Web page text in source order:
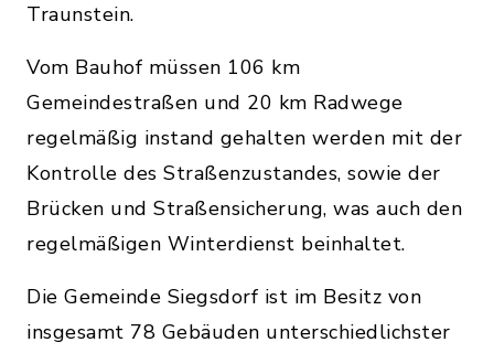
Traunstein.
Vom Bauhof müssen 106 km
Gemeindestraßen und 20 km Radwege
regelmäßig instand gehalten werden mit der
Kontrolle des Straßenzustandes, sowie der
Brücken und Straßensicherung, was auch den
regelmäßigen Winterdienst beinhaltet.
Die Gemeinde Siegsdorf ist im Besitz von
insgesamt 78 Gebäuden unterschiedlichster